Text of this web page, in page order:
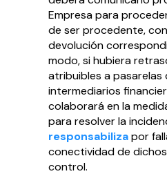
Empresa para
de ser procedente,
devolución
modo, si hubiera
atribuibles a pasarelas
intermediarios
colaborará en la
para resolver la
responsabilizapor
conectividad de
control.